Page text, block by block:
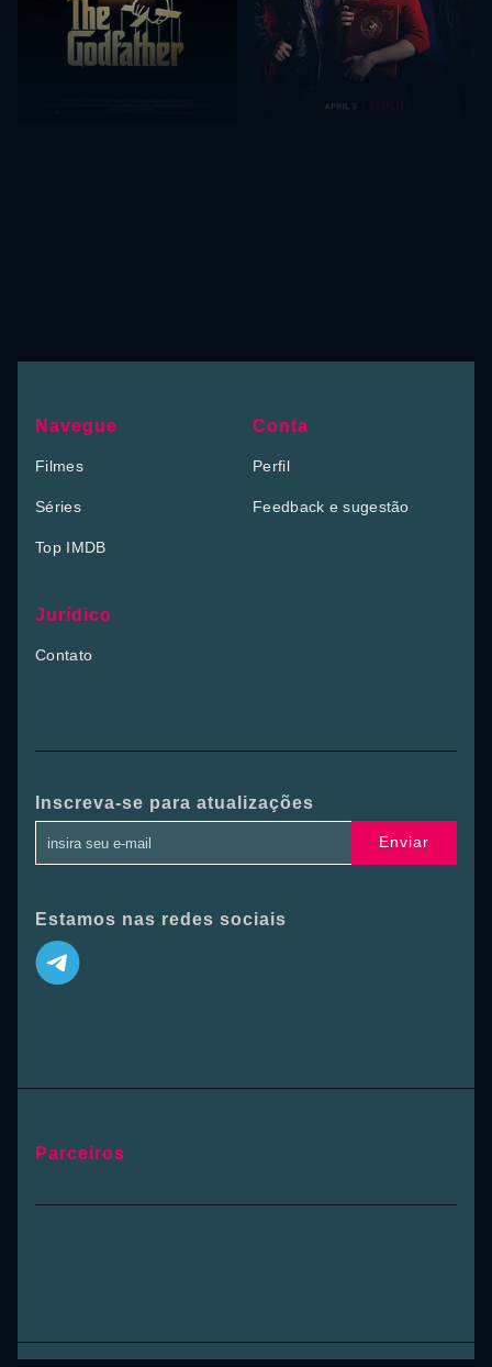
Navegue
Filmes
Séries
Top IMDB
Conta
Perfil
Feedback e sugestão
Jurídico
Contato
Inscreva-se para atualizações
Enviar
Estamos nas redes sociais
Parceiros